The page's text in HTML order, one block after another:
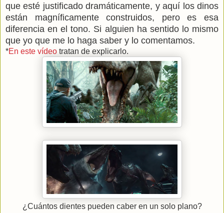
que esté justificado dramáticamente, y aquí los dinos
están magníficamente construidos, pero es esa
diferencia en el tono. Si alguien ha sentido lo mismo
que yo que me lo haga saber y lo comentamos.
*En este vídeo tratan de explicarlo.
¿Cuántos dientes pueden caber en un solo plano?